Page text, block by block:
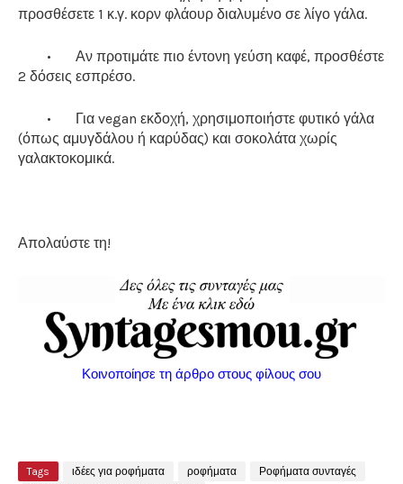
προσθέσετε 1 κ.γ. κορν φλάουρ διαλυμένο σε λίγο γάλα.
•
Αν προτιμάτε πιο έντονη γεύση καφέ, προσθέστε
2 δόσεις εσπρέσο.
•
Για vegan εκδοχή, χρησιμοποιήστε φυτικό γάλα
(όπως αμυγδάλου ή καρύδας) και σοκολάτα χωρίς
γαλακτοκομικά.
Απολαύστε τη!
Κοινοποίησε τη άρθρο στους φίλους σου
Tags ιδέες για ροφήματα ροφήματα
Ροφήματα συνταγές